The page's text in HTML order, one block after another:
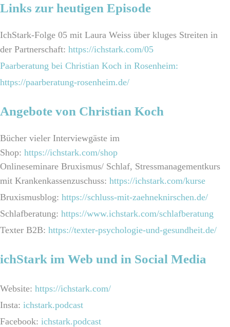
Links zur heutigen Episode
IchStark-Folge 05 mit Laura Weiss über kluges Streiten in
der Partnerschaft: https://ichstark.com/05
Paarberatung bei Christian Koch in Rosenheim:
https://paarberatung-rosenheim.de/
Angebote von Christian Koch
Bücher vieler Interviewgäste im
Shop: https://ichstark.com/shop
Onlineseminare Bruxismus/ Schlaf, Stressmanagementkurs
mit Krankenkassenzuschuss: https://ichstark.com/kurse
Bruxismusblog: https://schluss-mit-zaehneknirschen.de/
Schlafberatung: https://www.ichstark.com/schlafberatung
Texter B2B: https://texter-psychologie-und-gesundheit.de/
ichStark im Web und in Social Media
Website: https://ichstark.com/
Insta: ichstark.podcast
Facebook: ichstark.podcast